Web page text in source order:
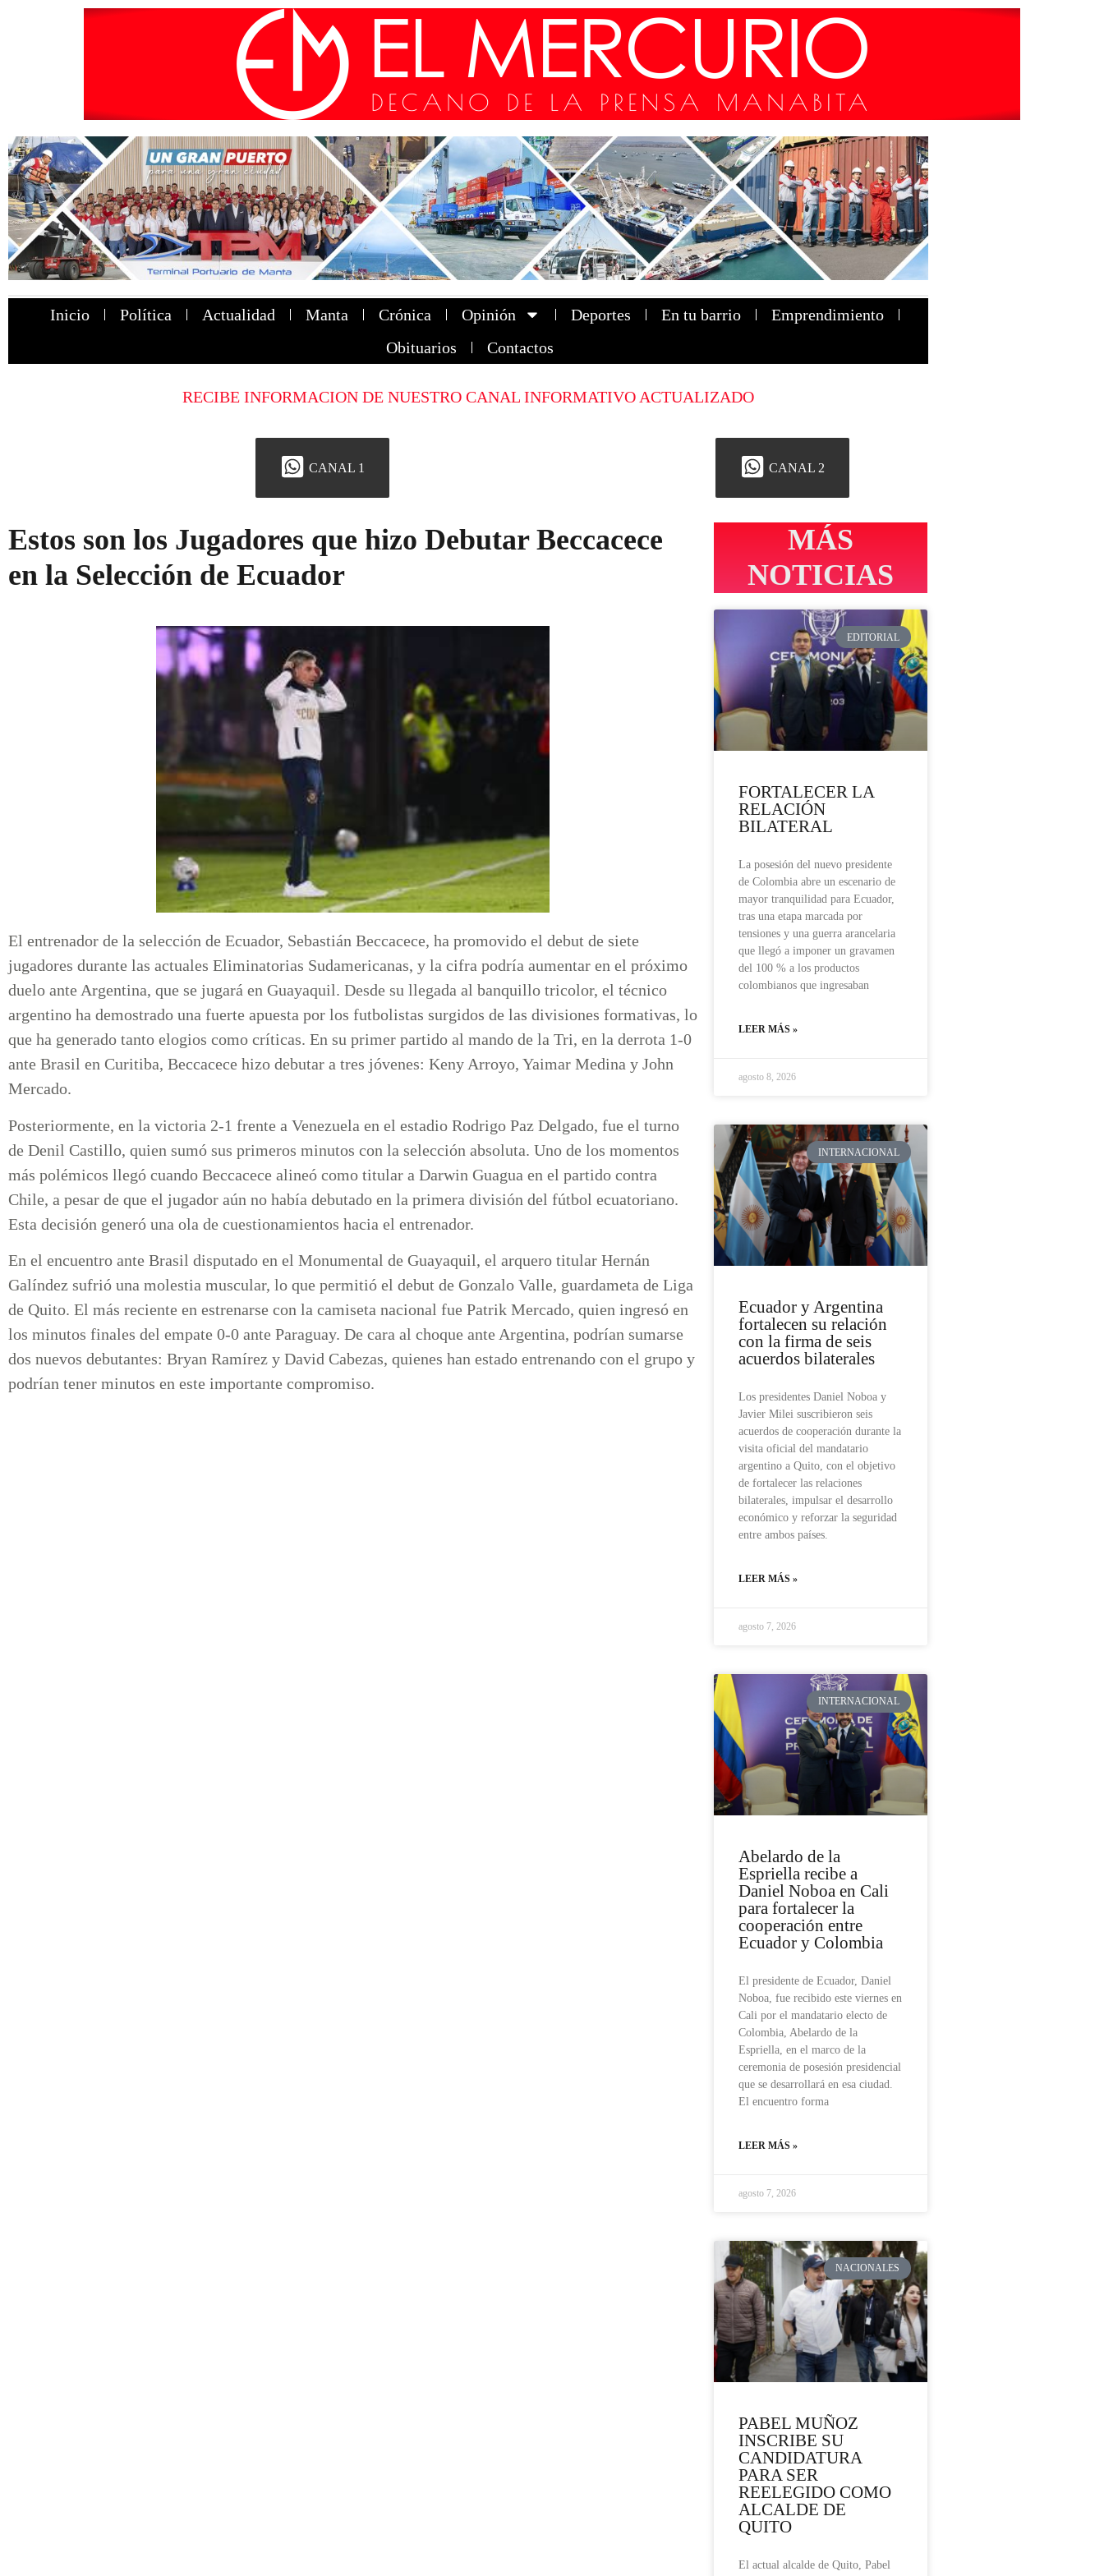
Inicio Política Actualidad Manta Crónica Opinión Deportes En tu barrio
Emprendimiento
Obituarios
Contactos
RECIBE INFORMACION DE NUESTRO CANAL INFORMATIVO ACTUALIZADO
CANAL 1 CANAL 2
Estos son los Jugadores que hizo Debutar Beccacece
en la Selección de Ecuador
El entrenador de la selección de Ecuador, Sebastián Beccacece, ha promovido el debut de siete
jugadores durante las actuales Eliminatorias Sudamericanas, y la cifra podría aumentar en el próximo
duelo ante Argentina, que se jugará en Guayaquil. Desde su llegada al banquillo tricolor, el técnico
argentino ha demostrado una fuerte apuesta por los futbolistas surgidos de las divisiones formativas, lo
que ha generado tanto elogios como críticas. En su primer partido al mando de la Tri, en la derrota 1-0
ante Brasil en Curitiba, Beccacece hizo debutar a tres jóvenes: Keny Arroyo, Yaimar Medina y John
Mercado.
Posteriormente, en la victoria 2-1 frente a Venezuela en el estadio Rodrigo Paz Delgado, fue el turno
de Denil Castillo, quien sumó sus primeros minutos con la selección absoluta. Uno de los momentos
más polémicos llegó cuando Beccacece alineó como titular a Darwin Guagua en el partido contra
Chile, a pesar de que el jugador aún no había debutado en la primera división del fútbol ecuatoriano.
Esta decisión generó una ola de cuestionamientos hacia el entrenador.
En el encuentro ante Brasil disputado en el Monumental de Guayaquil, el arquero titular Hernán
Galíndez sufrió una molestia muscular, lo que permitió el debut de Gonzalo Valle, guardameta de Liga
de Quito. El más reciente en estrenarse con la camiseta nacional fue Patrik Mercado, quien ingresó en
los minutos finales del empate 0-0 ante Paraguay. De cara al choque ante Argentina, podrían sumarse
dos nuevos debutantes: Bryan Ramírez y David Cabezas, quienes han estado entrenando con el grupo y
podrían tener minutos en este importante compromiso.
MÁS
NOTICIAS
EDITORIAL
FORTALECER LA
RELACIÓN
BILATERAL
La posesión del nuevo presidente
de Colombia abre un escenario de
mayor tranquilidad para Ecuador,
tras una etapa marcada por
tensiones y una guerra arancelaria
que llegó a imponer un gravamen
del 100 % a los productos
colombianos que ingresaban
LEER MÁS »
agosto 8, 2026
INTERNACIONAL
Ecuador y Argentina
fortalecen su relación
con la firma de seis
acuerdos bilaterales
Los presidentes Daniel Noboa y
Javier Milei suscribieron seis
acuerdos de cooperación durante la
visita oficial del mandatario
argentino a Quito, con el objetivo
de fortalecer las relaciones
bilaterales, impulsar el desarrollo
económico y reforzar la seguridad
entre ambos países.
LEER MÁS »
agosto 7, 2026
INTERNACIONAL
Abelardo de la
Espriella recibe a
Daniel Noboa en Cali
para fortalecer la
cooperación entre
Ecuador y Colombia
El presidente de Ecuador, Daniel
Noboa, fue recibido este viernes en
Cali por el mandatario electo de
Colombia, Abelardo de la
Espriella, en el marco de la
ceremonia de posesión presidencial
que se desarrollará en esa ciudad.
El encuentro forma
LEER MÁS »
agosto 7, 2026
NACIONALES
PABEL MUÑOZ
INSCRIBE SU
CANDIDATURA
PARA SER
REELEGIDO COMO
ALCALDE DE
QUITO
El actual alcalde de Quito, Pabel